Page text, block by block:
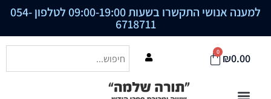
למענה אנושי התקשרו בשעות 09:00-19:00 לטלפון 054-
6718711
₪0.00
0